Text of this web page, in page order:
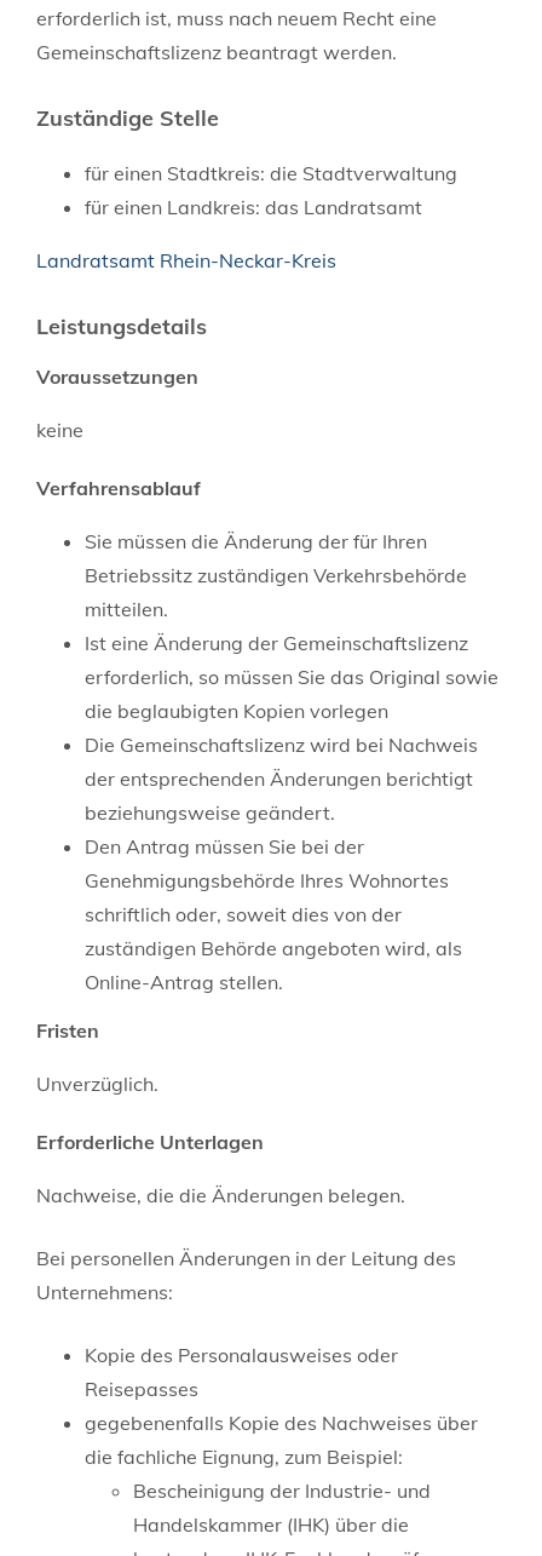
erforderlich ist, muss nach neuem Recht eine
Gemeinschaftslizenz beantragt werden.
Zuständige Stelle
für einen Stadtkreis: die Stadtverwaltung
für einen Landkreis: das Landratsamt
Landratsamt Rhein-Neckar-Kreis
Leistungsdetails
Voraussetzungen
keine
Verfahrensablauf
Sie müssen die Änderung der für Ihren
Betriebssitz zuständigen Verkehrsbehörde
mitteilen.
Ist eine Änderung der Gemeinschaftslizenz
erforderlich, so müssen Sie das Original sowie
die beglaubigten Kopien vorlegen
Die Gemeinschaftslizenz wird bei Nachweis
der entsprechenden Änderungen berichtigt
beziehungsweise geändert.
Den Antrag müssen Sie bei der
Genehmigungsbehörde Ihres Wohnortes
schriftlich oder, soweit dies von der
zuständigen Behörde angeboten wird, als
Online-Antrag stellen.
Fristen
Unverzüglich.
Erforderliche Unterlagen
Nachweise, die die Änderungen belegen.
Bei personellen Änderungen in der Leitung des
Unternehmens:
Kopie des Personalausweises oder
Reisepasses
gegebenenfalls Kopie des Nachweises über
die fachliche Eignung, zum Beispiel:
Bescheinigung der Industrie- und
Handelskammer (IHK) über die